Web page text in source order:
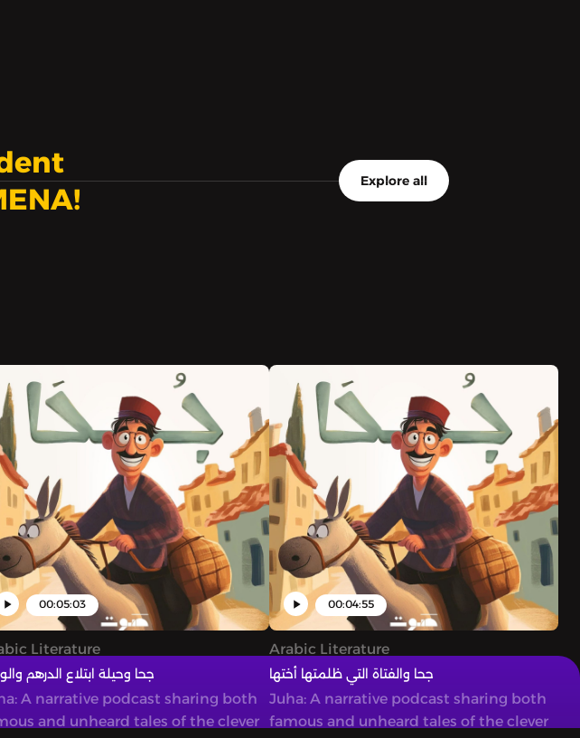
Explore all
00:05:03
Literature
جحا وحيلة ابتلاع الدرهم
A narrative podcast sharing both
and unheard tales of the clever
00:04:55
Arabic Literature
جحا والفتاة التي ظلمتها أختها
Juha: A narrative podcast sharing both
famous and unheard tales of the clever